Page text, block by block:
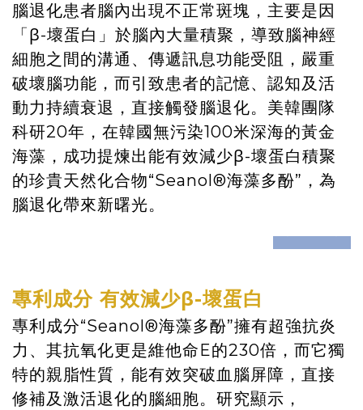
腦退化患者腦內出現不正常斑塊，主要是因
「β-壞蛋白」於腦內大量積聚，導致腦神經
細胞之間的溝通、傳遞訊息功能受阻，嚴重
破壞腦功能，而引致患者的記憶、認知及活
動力持續衰退，直接觸發腦退化。美韓團隊
科研20年，在韓國無污染100米深海的黃金
海藻，成功提煉出能有效減少β-壞蛋白積聚
的珍貴天然化合物“Seanol®️海藻多酚”，為
腦退化帶來新曙光。
專利成分 有效減少β-壞蛋白
專利成分“Seanol®️海藻多酚”擁有超強抗炎
力、其抗氧化更是維他命E的230倍，而它獨
特的親脂性質，能有效突破血腦屏障，直接
修補及激活退化的腦細胞。研究顯示，